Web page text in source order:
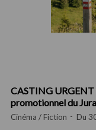
CASTING
promotionnel du Jura
Cinéma / Fiction Du